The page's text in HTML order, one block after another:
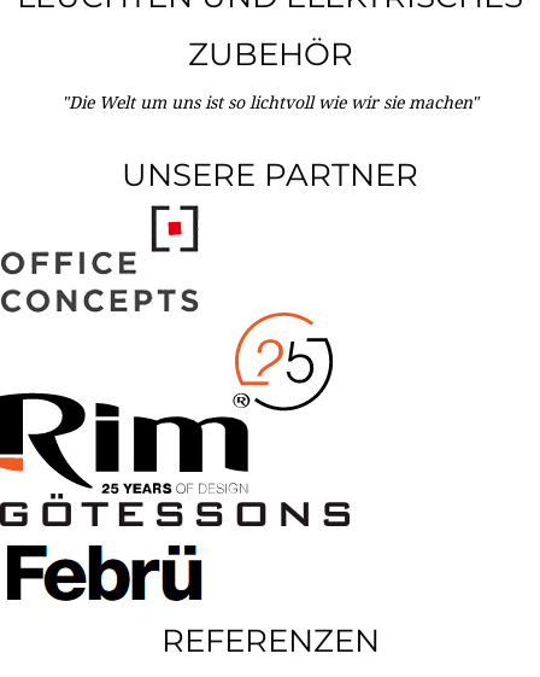
ZUBEHÖR
"Die Welt um uns ist so lichtvoll wie wir sie machen"
UNSERE PARTNER
REFERENZEN